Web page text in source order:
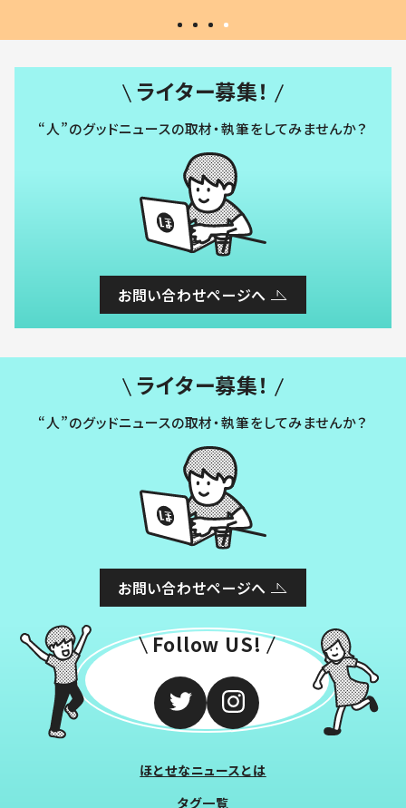
ライター募集！
“人”のグッドニュースの取材・執筆をしてみませんか？
お問い合わせページへ
ライター募集！
“人”のグッドニュースの取材・執筆をしてみませんか？
お問い合わせページへ
Follow US!
ほとせなニュースとは
タグ一覧